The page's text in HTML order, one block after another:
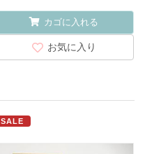
カゴに入れる
お気に入り
SALE